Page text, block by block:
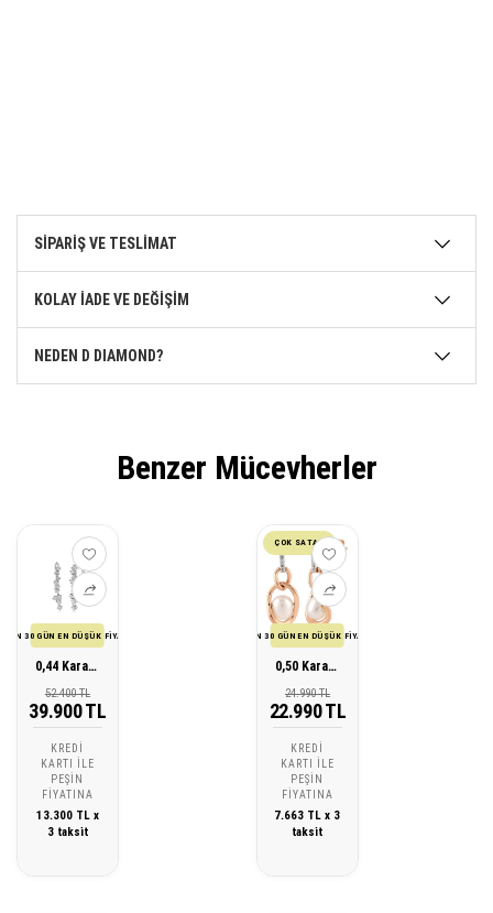
SİPARİŞ VE TESLİMAT
KOLAY İADE VE DEĞİŞİM
NEDEN D DIAMOND?
Benzer Mücevherler
SON 30 GÜN EN DÜŞÜK FİYATI
0,44 Karat Tasarım Pırlanta Küpe
52.400 TL
39.900 TL
KREDI
KARTI ILE
PEŞIN
FIYATINA
13.300 TL x
3 taksit
ÇOK SATAN
SON 30 GÜN EN DÜŞÜK FİYATI
0,50 Karat Pırlanta İnci Küpe
24.990 TL
22.990 TL
KREDI
KARTI ILE
PEŞIN
FIYATINA
7.663 TL x 3
taksit